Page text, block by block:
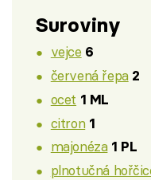
Suroviny
vejce 6
červená řepa 2
ocet 1 ML
citron 1
majonéza 1 PL
plnotučná